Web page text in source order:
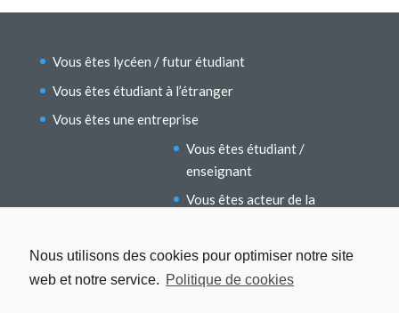
Nous utilisons des cookies pour optimiser notre site
web et notre service. Politique de cookies
Vous êtes lycéen / futur étudiant
Vous êtes étudiant à l’étranger
Vous êtes une entreprise
Vous êtes étudiant /
enseignant
Vous êtes acteur de la
Vous êtes un ancien étudiant